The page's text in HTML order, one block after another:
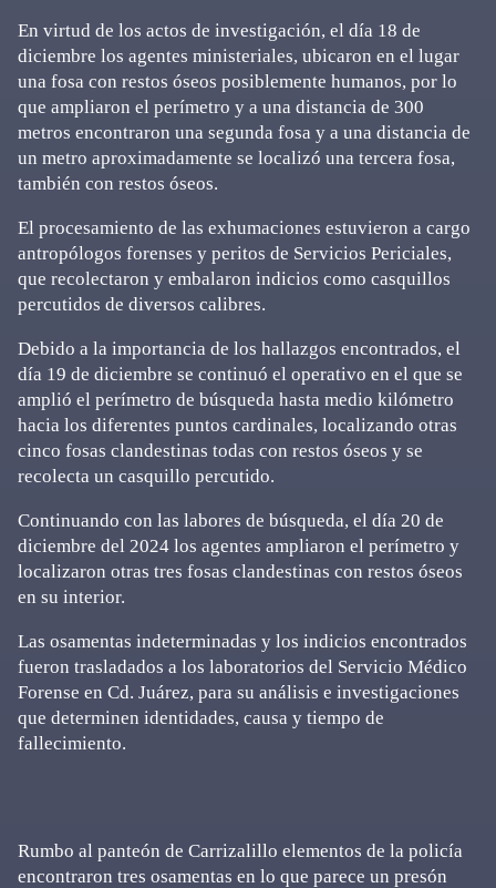
En virtud de los actos de investigación, el día 18 de
diciembre los agentes ministeriales, ubicaron en el lugar
una fosa con restos óseos posiblemente humanos, por lo
que ampliaron el perímetro y a una distancia de 300
metros encontraron una segunda fosa y a una distancia de
un metro aproximadamente se localizó una tercera fosa,
también con restos óseos.
El procesamiento de las exhumaciones estuvieron a cargo
antropólogos forenses y peritos de Servicios Periciales,
que recolectaron y embalaron indicios como casquillos
percutidos de diversos calibres.
Debido a la importancia de los hallazgos encontrados, el
día 19 de diciembre se continuó el operativo en el que se
amplió el perímetro de búsqueda hasta medio kilómetro
hacia los diferentes puntos cardinales, localizando otras
cinco fosas clandestinas todas con restos óseos y se
recolecta un casquillo percutido.
Continuando con las labores de búsqueda, el día 20 de
diciembre del 2024 los agentes ampliaron el perímetro y
localizaron otras tres fosas clandestinas con restos óseos
en su interior.
Las osamentas indeterminadas y los indicios encontrados
fueron trasladados a los laboratorios del Servicio Médico
Forense en Cd. Juárez, para su análisis e investigaciones
que determinen identidades, causa y tiempo de
fallecimiento.
Rumbo al panteón de Carrizalillo elementos de la policía
encontraron tres osamentas en lo que parece un presón